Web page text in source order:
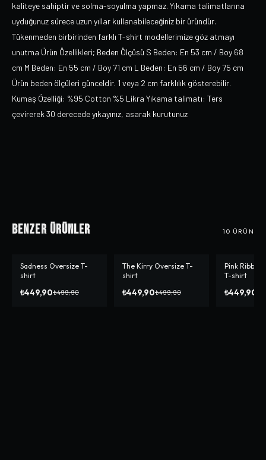
kaliteye sahiptir ve solma-soyulma yapmaz. Yıkama talimatlarına
uyduğunuz sürece uzun yıllar kullanabileceğiniz bir üründür.
Tükenmeden birbirinden farklı T-shirt modellerimize göz atmayı
unutma Ürün Özellikleri; Beden Ölçüsü S Beden: En 53 cm / Boy 68
cm M Beden: En 55 cm / Boy 71 cm L Beden: En 56 cm / Boy 75 cm
Ürün beden ölçüleri günceldir. 1 veya 2 cm farklılık gösterebilir.
Kumaş Özelliği: %95 Cotton %5 Likra Yıkama talimatı: Ters
çevirerek 30 derecede yıkayınız, asarak kurutunuz
Benzer Ürünler 10 ÜRÜN
-%10
Sadness Oversize T-
shirt
₺449,90₺499,90
-%10
The Kirry Oversize T-
shirt
₺449,90₺499,90
-% 10
Pink Ribbon
T-shirt
₺449,90